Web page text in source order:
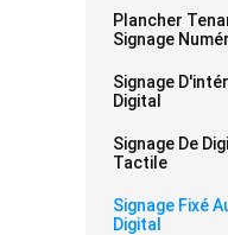
Plancher
Signage
Signage
Digital
Signage De
Tactile
Signage Fixé
Digital